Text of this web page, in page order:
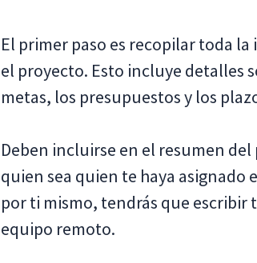
El primer paso es recopilar toda
el proyecto. Esto incluye detalles
metas, los presupuestos y los
Deben incluirse en el resumen
quien sea quien te haya asignado
por ti mismo, tendrás que
equipo remoto.